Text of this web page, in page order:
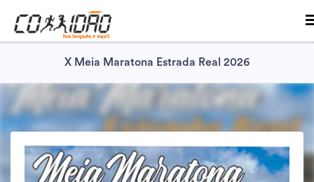
X Meia Maratona Estrada Real 2026